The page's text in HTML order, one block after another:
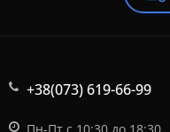
+38(073) 619-66-99